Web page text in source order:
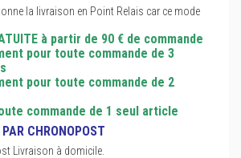
la livraison en Point Relais car ce mode
à partir de 90 € de commande
pour toute commande de 3
pour toute commande de 2
commande de 1 seul article
CHRONOPOST
Livraison à domicile.